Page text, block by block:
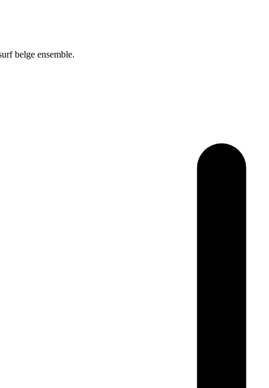
belge ensemble.